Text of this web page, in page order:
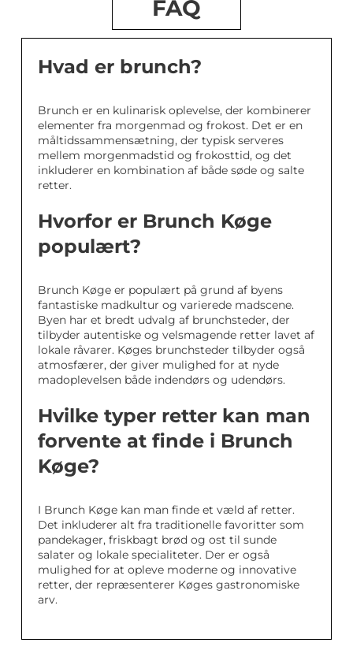
FAQ
Hvad er brunch?
Brunch er en kulinarisk oplevelse, der kombinerer
elementer fra morgenmad og frokost. Det er en
måltidssammensætning, der typisk serveres
mellem morgenmadstid og frokosttid, og det
inkluderer en kombination af både søde og salte
retter.
Hvorfor er Brunch Køge
populært?
Brunch Køge er populært på grund af byens
fantastiske madkultur og varierede madscene.
Byen har et bredt udvalg af brunchsteder, der
tilbyder autentiske og velsmagende retter lavet af
lokale råvarer. Køges brunchsteder tilbyder også
atmosfærer, der giver mulighed for at nyde
madoplevelsen både indendørs og udendørs.
Hvilke typer retter kan man
forvente at finde i Brunch
Køge?
I Brunch Køge kan man finde et væld af retter.
Det inkluderer alt fra traditionelle favoritter som
pandekager, friskbagt brød og ost til sunde
salater og lokale specialiteter. Der er også
mulighed for at opleve moderne og innovative
retter, der repræsenterer Køges gastronomiske
arv.